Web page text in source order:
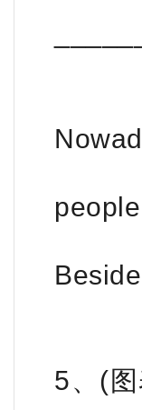
5、(